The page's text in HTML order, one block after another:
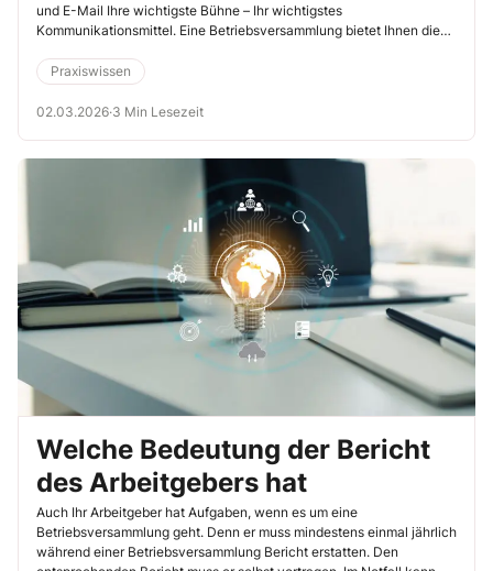
und E-Mail Ihre wichtigste Bühne – Ihr wichtigstes
Kommunikationsmittel. Eine Betriebsversammlung bietet Ihnen die
Einzelgesprächen mit Ihren Kolleginnen und Kollegen oder durch
schriftliche Informationen möglich ist. Außerdem haben Sie
Gelegenheit, die Belegschaft in Ihre Arbeit und die Beratungen
Praxiswissen
02.03.2026·3 Min Lesezeit
Welche Bedeutung der Bericht
des Arbeitgebers hat
Auch Ihr Arbeitgeber hat Aufgaben, wenn es um eine
Betriebsversammlung geht. Denn er muss mindestens einmal jährlich
während einer Betriebsversammlung Bericht erstatten. Den